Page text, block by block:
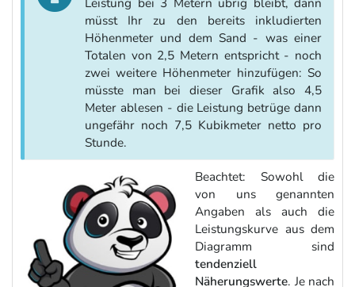
müsst Ihr zu den bereits inkludierten
Höhenmeter und dem Sand - was einer
Totalen von 2,5 Metern entspricht - noch
zwei weitere Höhenmeter hinzufügen: So
müsste man bei dieser Grafik also 4,5
Meter ablesen - die Leistung betrüge dann
ungefähr noch 7,5 Kubikmeter netto pro
Stunde.
Beachtet: Sowohl die
von uns genannten
Angaben als auch die
Leistungskurve aus dem
Diagramm sind
tendenziell
Näherungswerte. Je nach